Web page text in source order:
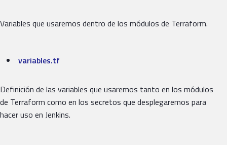
Variables que usaremos dentro de los módulos de Terraform.
variables.tf
Definición de las variables que usaremos tanto en los módulos
de Terraform como en los secretos que desplegaremos para
hacer uso en Jenkins.